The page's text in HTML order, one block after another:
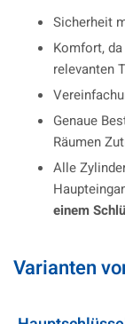
Sicherheit
Komfort,
relevanten
Genaue
Räumen
Alle
einem
Varianten